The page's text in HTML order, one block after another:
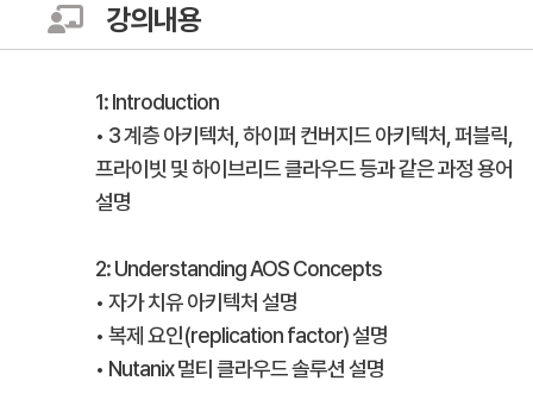
강의내용
1: Introduction
• 3 계층 아키텍처, 하이퍼 컨버지드 아키텍처, 퍼블릭,
프라이빗 및 하이브리드 클라우드 등과 같은 과정 용어
설명
2: Understanding AOS Concepts
• 자가 치유 아키텍처 설명
• 복제 요인(replication factor) 설명
• Nutanix 멀티 클라우드 솔루션 설명